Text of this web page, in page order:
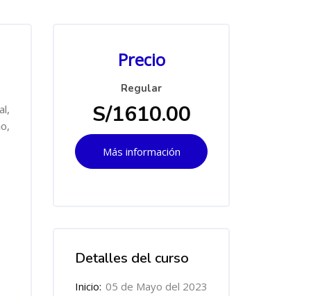
Precio
Regular
S/1610.00
Más información
Detalles del curso
Inicio: 05 de Mayo del 2023